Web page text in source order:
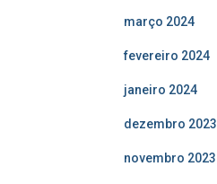
março 2024
fevereiro 2024
janeiro 2024
dezembro 2023
novembro 2023